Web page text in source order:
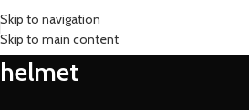
Skip to navigation
Skip to main content
helmet